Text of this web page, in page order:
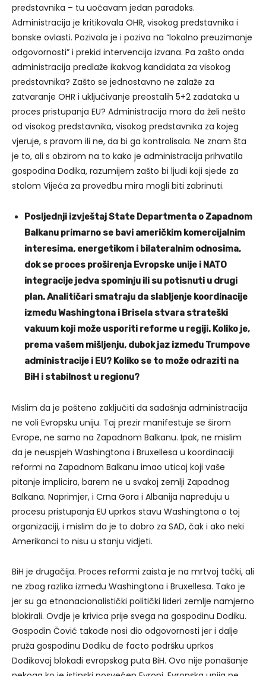
predstavnika – tu uočavam jedan paradoks.
Administracija je kritikovala OHR, visokog predstavnika i
bonske ovlasti. Pozivala je i poziva na “lokalno preuzimanje
odgovornosti” i prekid intervencija izvana. Pa zašto onda
administracija predlaže ikakvog kandidata za visokog
predstavnika? Zašto se jednostavno ne zalaže za
zatvaranje OHR i uključivanje preostalih 5+2 zadataka u
proces pristupanja EU? Administracija mora da želi nešto
od visokog predstavnika, visokog predstavnika za kojeg
vjeruje, s pravom ili ne, da bi ga kontrolisala. Ne znam šta
je to, ali s obzirom na to kako je administracija prihvatila
gospodina Dodika, razumijem zašto bi ljudi koji sjede za
stolom Vijeća za provedbu mira mogli biti zabrinuti.
Posljednji izvještaj State Departmenta o Zapadnom
Balkanu primarno se bavi američkim komercijalnim
interesima, energetikom i bilateralnim odnosima,
dok se proces proširenja Evropske unije i NATO
integracije jedva spominju ili su potisnuti u drugi
plan. Analitičari smatraju da slabljenje koordinacije
između Washingtona i Brisela stvara strateški
vakuum koji može usporiti reforme u regiji. Koliko je,
prema vašem mišljenju, dubok jaz između Trumpove
administracije i EU? Koliko se to može odraziti na
BiH i stabilnost u regionu?
Mislim da je pošteno zaključiti da sadašnja administracija
ne voli Evropsku uniju. Taj prezir manifestuje se širom
Evrope, ne samo na Zapadnom Balkanu. Ipak, ne mislim
da je neuspjeh Washingtona i Bruxellesa u koordinaciji
reformi na Zapadnom Balkanu imao uticaj koji vaše
pitanje implicira, barem ne u svakoj zemlji Zapadnog
Balkana. Naprimjer, i Crna Gora i Albanija napreduju u
procesu pristupanja EU uprkos stavu Washingtona o toj
organizaciji, i mislim da je to dobro za SAD, čak i ako neki
Amerikanci to nisu u stanju vidjeti.
BiH je drugačija. Proces reformi zaista je na mrtvoj tački, ali
ne zbog razlika između Washingtona i Bruxellesa. Tako je
jer su ga etnonacionalistički politički lideri zemlje namjerno
blokirali. Ovdje je krivica prije svega na gospodinu Dodiku.
Gospodin Čović takođe nosi dio odgovornosti jer i dalje
pruža gospodinu Dodiku de facto podršku uprkos
Dodikovoj blokadi evropskog puta BiH. Ovo nije ponašanje